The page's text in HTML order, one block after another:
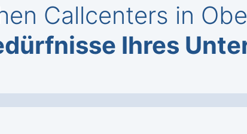
Callcenters in
Ihres